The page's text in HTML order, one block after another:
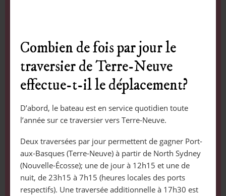
Combien de fois par jour le
traversier de Terre-Neuve
effectue-t-il le déplacement?
D’abord, le bateau est en service quotidien toute
l’année sur ce traversier vers Terre-Neuve.
Deux traversées par jour permettent de gagner Port-
aux-Basques (Terre-Neuve) à partir de North Sydney
(Nouvelle-Écosse); une de jour à 12h15 et une de
nuit, de 23h15 à 7h15 (heures locales des ports
respectifs). Une traversée additionnelle à 17h30 est